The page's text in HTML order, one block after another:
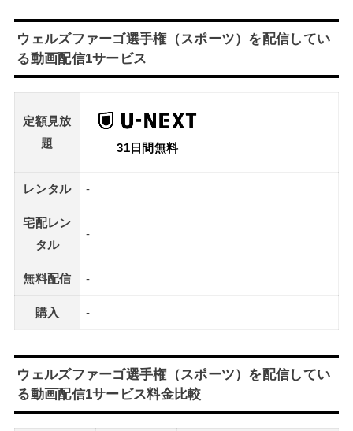
ウェルズファーゴ選手権（スポーツ）を配信してい
る動画配信1サービス
定額見放
題
31日間無料
レンタル -
宅配レン
タル
-
無料配信 -
購入 -
ウェルズファーゴ選手権（スポーツ）を配信してい
る動画配信1サービス料金比較